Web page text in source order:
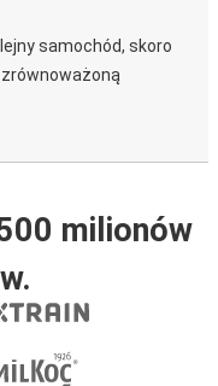
samochód, skoro
milionów